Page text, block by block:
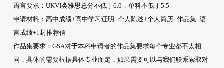
语言要求：UKVI类雅思总分不低于6.0，单科不低于5.5
申请材料：高中成绩+高中学习证明+个人陈述+个人简历+作品集+语
言成绩+1封推荐信
作品集要求：GSA对于本科申请者的作品集要求每个专业都不太相
同，具体的需要根据具体专业而定，如果需要可以与我们联系索取对